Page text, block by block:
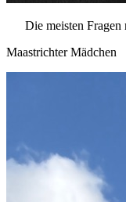
Die meisten Fragen
Maastrichter Mädchen